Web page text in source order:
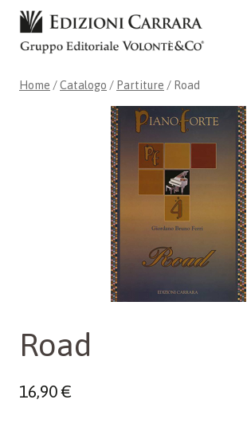
Salta
contenuto
Home /Catalogo / Partiture / Road
Road
16,90€